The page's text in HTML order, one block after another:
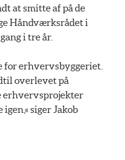
at smitte af på de
Håndværksrådet i
i tre år.
for erhvervsbyggeriet.
overlevet på
erhvervsprojekter
siger Jakob